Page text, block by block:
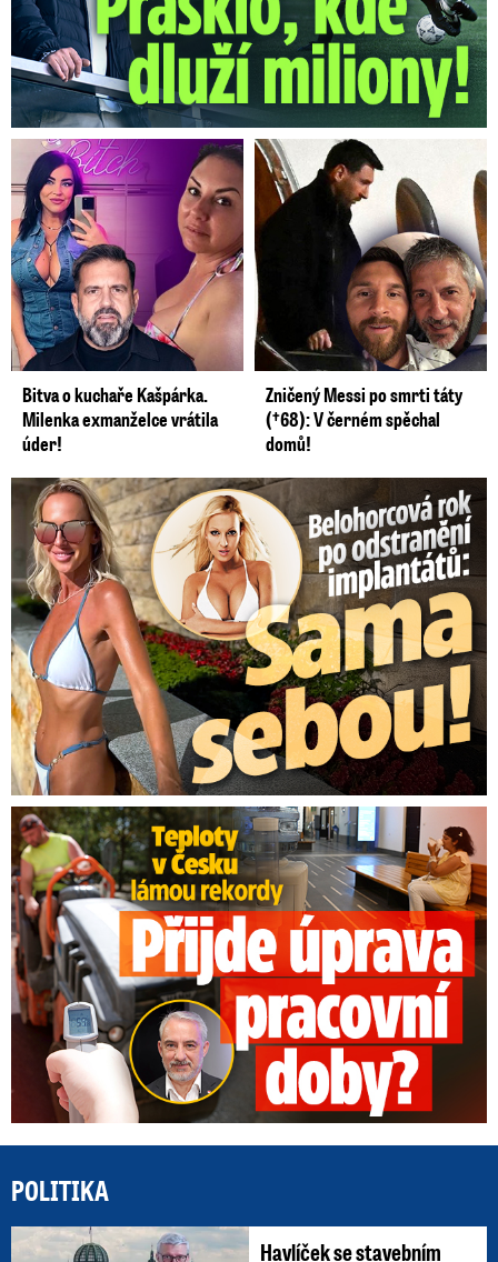
Bitva o kuchaře Kašpárka.
Milenka exmanželce vrátila
úder!
Zničený Messi po smrti táty
(†68): V černém spěchal
domů!
Belohorcová rok po odstranění implantátů: Konečně sama sebou
Teploty v Česku lámou rekordy: Přijde úprava pracovní doby?
POLITIKA
Havlíček se stavebním